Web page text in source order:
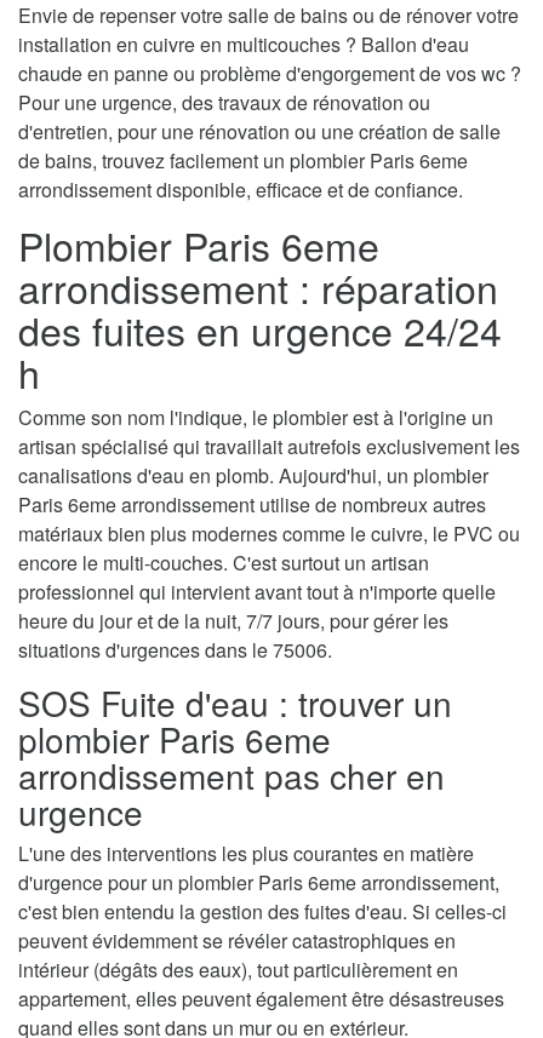
Envie de repenser votre salle de bains ou de rénover votre
installation en cuivre en multicouches ? Ballon d'eau
chaude en panne ou problème d'engorgement de vos wc ?
Pour une urgence, des travaux de rénovation ou
d'entretien, pour une rénovation ou une création de salle
de bains, trouvez facilement un plombier Paris 6eme
arrondissement disponible, efficace et de confiance.
Plombier Paris 6eme
arrondissement : réparation
des fuites en urgence 24/24
h
Comme son nom l'indique, le plombier est à l'origine un
artisan spécialisé qui travaillait autrefois exclusivement les
canalisations d'eau en plomb. Aujourd'hui, un plombier
Paris 6eme arrondissement utilise de nombreux autres
matériaux bien plus modernes comme le cuivre, le PVC ou
encore le multi-couches. C'est surtout un artisan
professionnel qui intervient avant tout à n'importe quelle
heure du jour et de la nuit, 7/7 jours, pour gérer les
situations d'urgences dans le 75006.
SOS Fuite d'eau : trouver un
plombier Paris 6eme
arrondissement pas cher en
urgence
L'une des interventions les plus courantes en matière
d'urgence pour un plombier Paris 6eme arrondissement,
c'est bien entendu la gestion des fuites d'eau. Si celles-ci
peuvent évidemment se révéler catastrophiques en
intérieur (dégâts des eaux), tout particulièrement en
appartement, elles peuvent également être désastreuses
quand elles sont dans un mur ou en extérieur.